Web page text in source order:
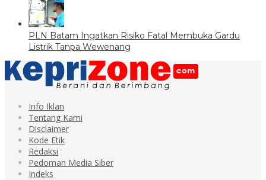
PLN Batam Ingatkan Risiko Fatal Membuka Gardu
Listrik Tanpa Wewenang
Info Iklan
Tentang Kami
Disclaimer
Kode Etik
Redaksi
Pedoman Media Siber
Indeks